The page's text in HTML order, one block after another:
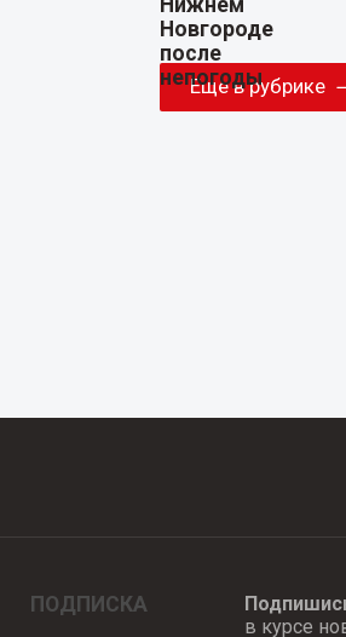
Еще в рубрике
ПОДПИСКА
в курсе